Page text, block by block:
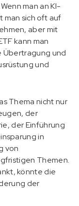
man an KI-
sich oft auf
aber mit
kann man
Übertragung und
und
Thema nicht nur
der
der Einführung
in
von
Themen.
könnte die
der